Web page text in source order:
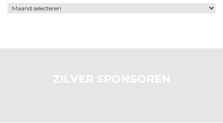
Archief
ZILVER SPONSOREN